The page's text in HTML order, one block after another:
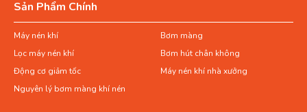
Sản Phẩm Chính
Máy nén khí
Bơm màng
Lọc máy nén khí
Bơm hút chân không
Động cơ giảm tốc
Máy nén khí nhà xưởng
Nguyên lý bơm màng khí nén